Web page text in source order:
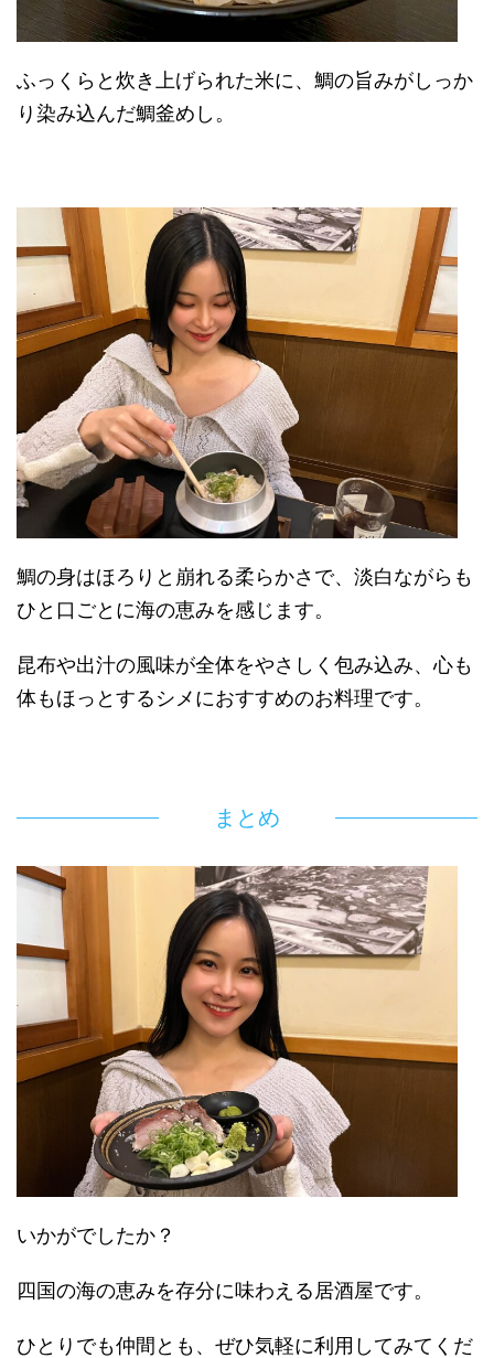
ふっくらと炊き上げられた米に、鯛の旨みがしっか
り染み込んだ鯛釜めし。
鯛の身はほろりと崩れる柔らかさで、淡白ながらも
ひと口ごとに海の恵みを感じます。
昆布や出汁の風味が全体をやさしく包み込み、心も
体もほっとするシメにおすすめのお料理です。
まとめ
いかがでしたか？
四国の海の恵みを存分に味わえる居酒屋です。
ひとりでも仲間とも、ぜひ気軽に利用してみてくだ